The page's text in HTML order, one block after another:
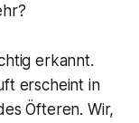
erkannt.
erscheint in
Öfteren. Wir,